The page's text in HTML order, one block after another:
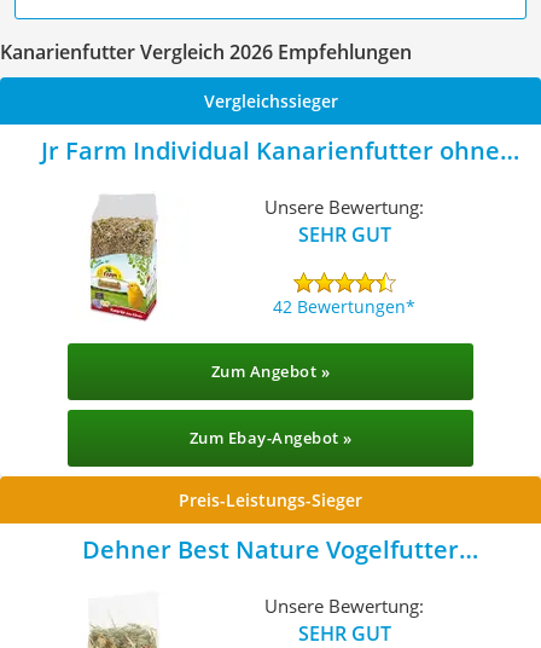
Kanarienfutter Vergleich 2026 Empfehlungen
Vergleichssieger
Jr Farm Individual Kanarienfutter ohne
Unsere Bewertung:
SEHR GUT
42 Bewertungen
Zum Angebot »
Zum Ebay-Angebot »
Preis-Leistungs-Sieger
Dehner Best Nature Vogelfutter
Unsere Bewertung:
SEHR GUT